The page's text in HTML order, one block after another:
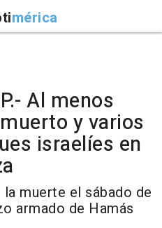
mérica
Al menos
y varios
israelíes en
muerte el sábado de
armado de Hamás